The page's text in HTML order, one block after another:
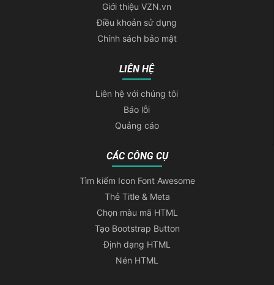
Giới thiệu VZN.vn
Điều khoản sử dụng
Chính sách bảo mật
LIÊN HỆ
Liên hệ với chúng tôi
Báo lỗi
Quảng cáo
CÁC CÔNG CỤ
Tìm kiếm Icon Font Awesome
Thẻ Title & Meta
Chọn màu mã HTML
Tạo Bootstrap Button
Định dạng HTML
Nén HTML